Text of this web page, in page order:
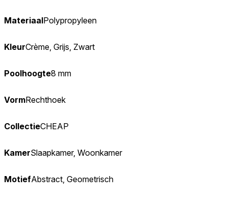
MateriaalPolypropyleen
KleurCrème, Grijs, Zwart
Poolhoogte8 mm
VormRechthoek
CollectieCHEAP
KamerSlaapkamer, Woonkamer
MotiefAbstract, Geometrisch